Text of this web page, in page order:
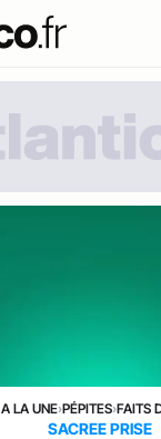
A LA UNE›PÉPITES›FAITS
SACREE PRISE